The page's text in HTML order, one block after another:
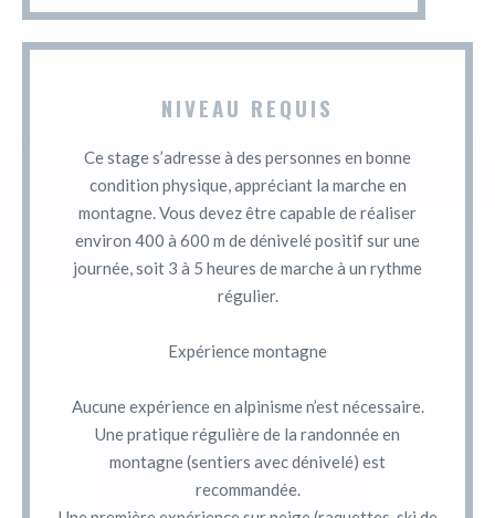
NIVEAU REQUIS
Ce stage s’adresse à des personnes en bonne
condition physique, appréciant la marche en
montagne. Vous devez être capable de réaliser
environ 400 à 600 m de dénivelé positif sur une
journée, soit 3 à 5 heures de marche à un rythme
régulier.
Expérience montagne
Aucune expérience en alpinisme n’est nécessaire.
Une pratique régulière de la randonnée en
montagne (sentiers avec dénivelé) est
recommandée.